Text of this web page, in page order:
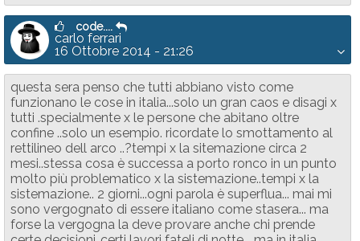
code....
carlo ferrari
16 Ottobre 2014 - 21:26
questa sera penso che tutti abbiano visto come
funzionano le cose in italia...solo un gran caos e disagi x
tutti .specialmente x le persone che abitano oltre
confine ..solo un esempio. ricordate lo smottamento al
rettilineo dell arco ..?tempi x la sitemazione circa 2
mesi..stessa cosa è successa a porto ronco in un punto
molto più problematico x la sistemazione..tempi x la
sistemazione.. 2 giorni...ogni parola è superflua... mai mi
sono vergognato di essere italiano come stasera... ma
forse la vergogna la deve provare anche chi prende